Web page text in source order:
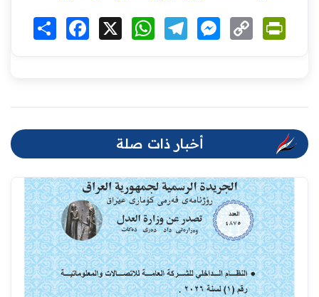
انشر Facebook WhatsAppTelegramMessenger
Copy
Link
أخبار ذات صلة